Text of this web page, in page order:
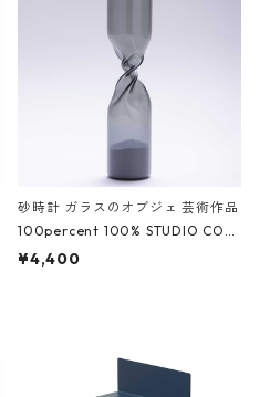
砂時計 ガラスのオブジェ 芸術作品
100percent 100% STUDIO COH
AKU Timeless 100パーセント ス
¥4,400